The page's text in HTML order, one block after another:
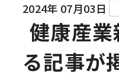
2024年 07月03日
健康産
る記事が